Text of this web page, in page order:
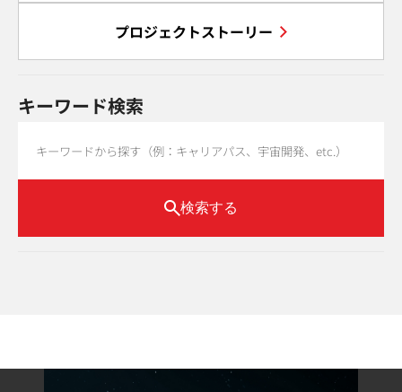
プロジェクトストーリー
キーワード検索
検索する